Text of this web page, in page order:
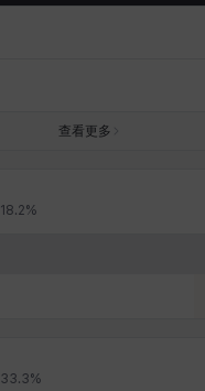
阿隆索
马格努斯
查看更多
18.2%
33.3%